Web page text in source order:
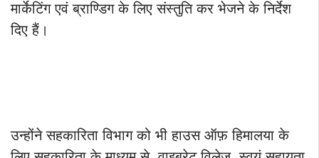
मार्केटिंग एवं ब्राण्डिग के लिए संस्तुति कर भेजने के निर्देश
दिए हैं।
उन्होंने सहकारिता विभाग को भी हाउस ऑफ़ हिमालया के